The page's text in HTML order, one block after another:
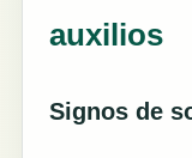
auxilios
Signos de